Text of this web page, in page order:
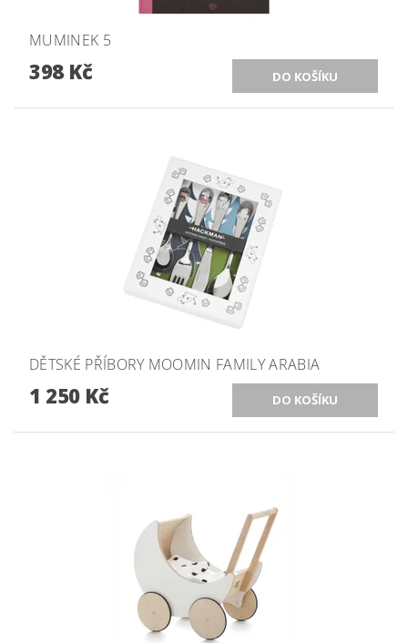
MUMINEK 5
398 Kč
DĚTSKÉ PŘÍBORY MOOMIN FAMILY ARABIA
1 250 Kč